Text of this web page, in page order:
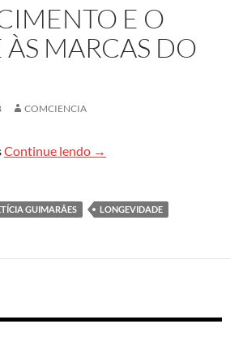
E O
MARCAS DO
COMCIENCIA
Continue lendo Envelhecimento e o
→
GUIMARÃES LONGEVIDADE